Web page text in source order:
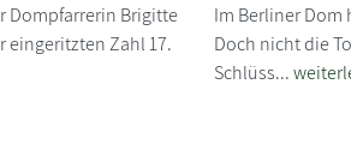
Dompfarrerin Brigitte
eingeritzten Zahl 17.
Im Berliner Dom
Doch nicht die
Schlüss...